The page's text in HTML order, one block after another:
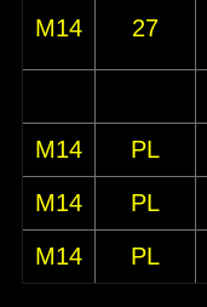
M14 27
M14 PL
M14
PL
M14
PL